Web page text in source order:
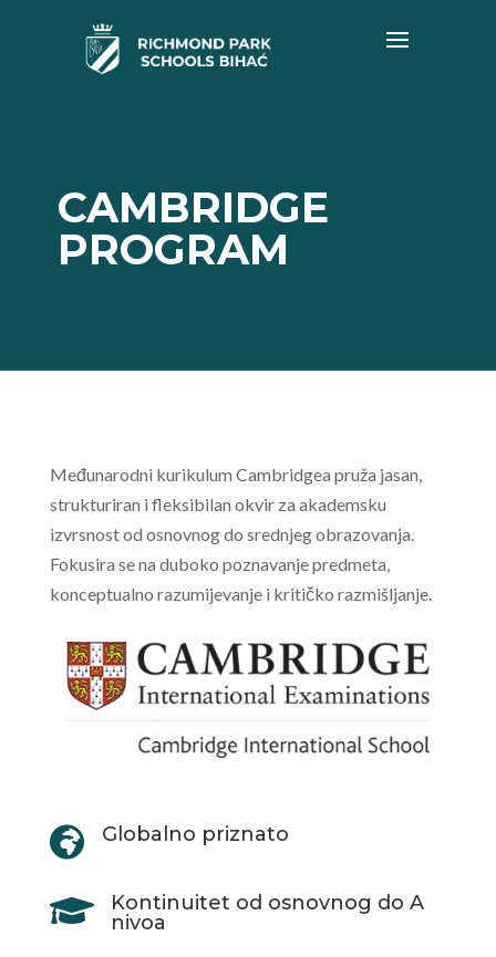
CAMBRIDGE
PROGRAM
Međunarodni kurikulum Cambridgea pruža jasan,
strukturiran i fleksibilan okvir za akademsku
izvrsnost od osnovnog do srednjeg obrazovanja.
Fokusira se na duboko poznavanje predmeta,
konceptualno razumijevanje i kritičko razmišljanje.
 Globalno priznato

Kontinuitet od osnovnog do A
nivoa